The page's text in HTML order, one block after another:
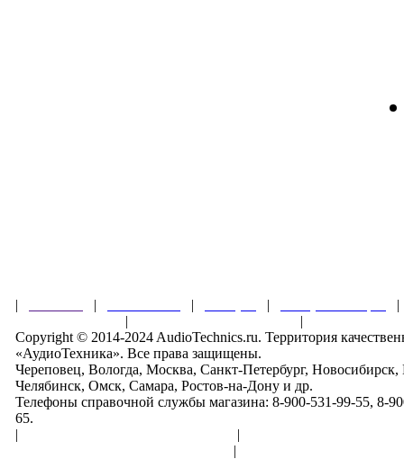
| | | |
|
|
Copyright © 2014-2024 AudioTechnics.ru. Территория
«АудиоТехника». Все права защищены.
Череповец, Вологда, Москва, Санкт-Петербург,
Челябинск, Омск, Самара, Ростов-на-Дону и др.
Телефоны справочной службы магазина: 8-900-531-99-55, 8-
65.
|
|
|